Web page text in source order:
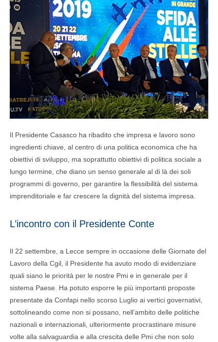
Il Presidente Casasco ha ribadito che impresa e lavoro sono
ingredienti chiave, al centro di una politica economica che ha
obiettivi di sviluppo, ma soprattutto obiettivi di politica sociale a
lungo termine, che diano un senso generale al di là dei soli
programmi di governo, per garantire la flessibilità del sistema
imprenditoriale e far crescere la dignità del sistema impresa.
L’incontro con il Presidente Conte
Il 22 settembre, a Lecce sempre in occasione delle Giornate del
Lavoro della Cgil, il Presidente ha avuto modo di evidenziare
quali siano le priorità per le nostre Pmi e in generale per il
sistema Paese. Ha potuto esporre le più importanti proposte
presentate da Confapi nello scorso Luglio ai vertici governativi,
sottolineando come non si possano, nell’ambito delle politiche
nazionali e internazionali, ulteriormente procrastinare misure
volte alla salvaguardia e alla crescita delle Pmi che non solo